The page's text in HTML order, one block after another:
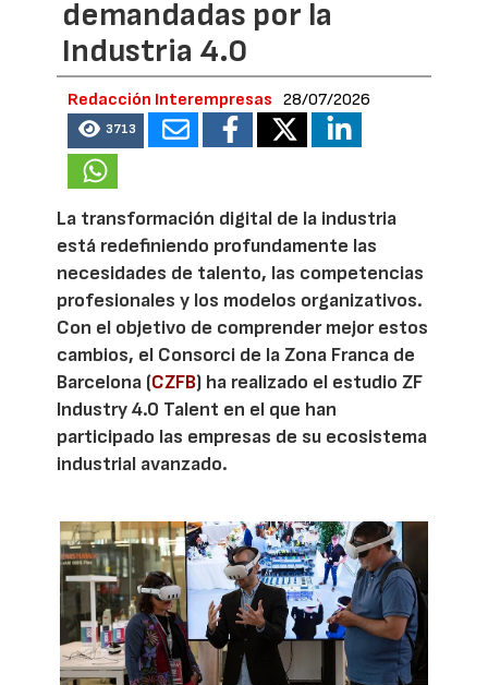
demandadas por la
Industria 4.0
Redacción Interempresas 28/07/2026
3713
La transformación digital de la industria
está redefiniendo profundamente las
necesidades de talento, las competencias
profesionales y los modelos organizativos.
Con el objetivo de comprender mejor estos
cambios, el Consorci de la Zona Franca de
Barcelona (CZFB) ha realizado el estudio ZF
Industry 4.0 Talent en el que han
participado las empresas de su ecosistema
industrial avanzado.